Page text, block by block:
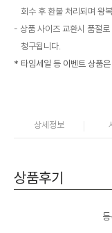
회수 후 환불 처리되며 왕
상품 사이즈 교환시 품절
청구됩니다.
* 타임세일 등 이벤트 상품
상세정보
상품후기